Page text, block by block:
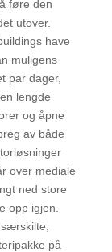
føre den
utover.
have
muligens
par dager,
lengde
og åpne
av både
over mediale
ned store
opp igjen.
på